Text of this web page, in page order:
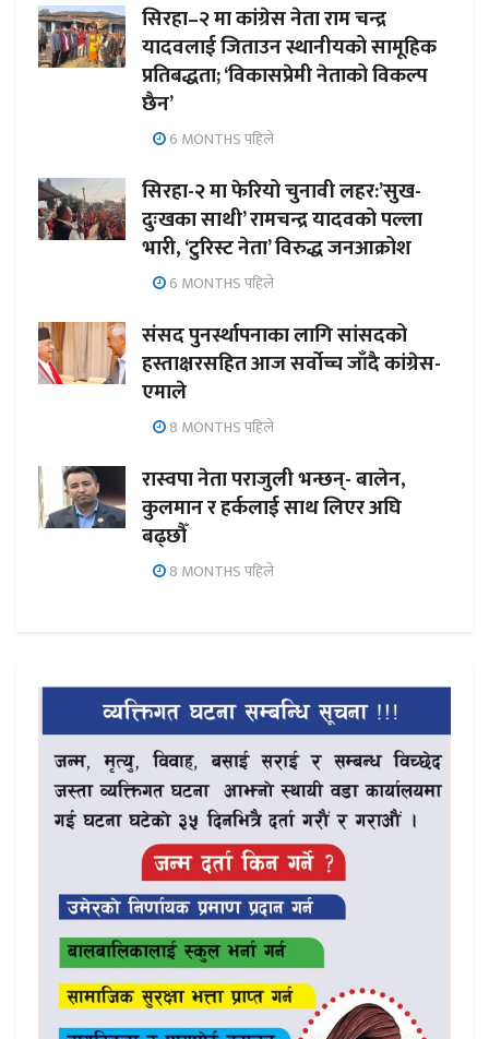
सिरहा–२ मा कांग्रेस नेता राम चन्द्र
यादवलाई जिताउन स्थानीयको सामूहिक
प्रतिबद्धता; ‘विकासप्रेमी नेताको विकल्प
छैन’
6 MONTHS पहिले
सिरहा-२ मा फेरियो चुनावी लहर:’सुख-
दुःखका साथी’ रामचन्द्र यादवको पल्ला
भारी, ‘टुरिस्ट नेता’ विरुद्ध जनआक्रोश
6 MONTHS पहिले
संसद पुनर्स्थापनाका लागि सांसदको
हस्ताक्षरसहित आज सर्वोच्च जाँदै कांग्रेस-
एमाले
8 MONTHS पहिले
रास्वपा नेता पराजुली भन्छन्- बालेन,
कुलमान र हर्कलाई साथ लिएर अघि
बढ्छौँ
8 MONTHS पहिले